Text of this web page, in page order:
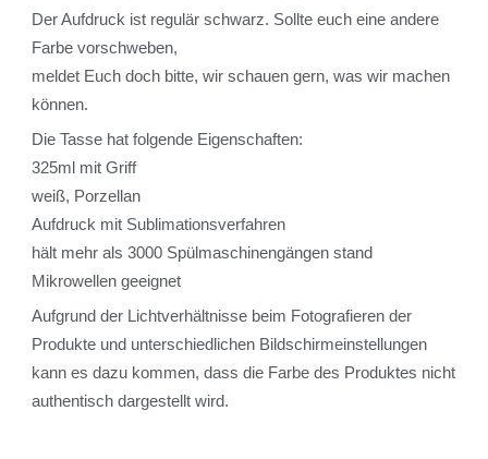
Der Aufdruck ist regulär schwarz. Sollte euch eine andere
Farbe vorschweben,
meldet Euch doch bitte, wir schauen gern, was wir machen
können.
Die Tasse hat folgende Eigenschaften:
325ml mit Griff
weiß, Porzellan
Aufdruck mit Sublimationsverfahren
hält mehr als 3000 Spülmaschinengängen stand
Mikrowellen geeignet
Aufgrund der Lichtverhältnisse beim Fotografieren der
Produkte und unterschiedlichen Bildschirmeinstellungen
kann es dazu kommen, dass die Farbe des Produktes nicht
authentisch dargestellt wird.